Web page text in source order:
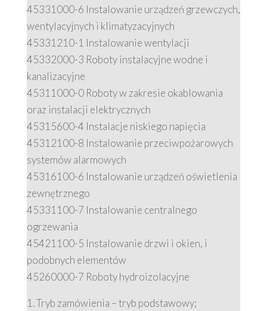
45331000-6 Instalowanie urządzeń grzewczych,
wentylacyjnych i klimatyzacyjnych
45331210-1 Instalowanie wentylacji
45332000-3 Roboty instalacyjne wodne i
kanalizacyjne
45311000-0 Roboty w zakresie okablowania
oraz instalacji elektrycznych
45315600-4 Instalacje niskiego napięcia
45312100-8 Instalowanie przeciwpożarowych
systemów alarmowych
45316100-6 Instalowanie urządzeń oświetlenia
zewnętrznego
45331100-7 Instalowanie centralnego
ogrzewania
45421100-5 Instalowanie drzwi i okien, i
podobnych elementów
45260000-7 Roboty hydroizolacyjne
Tryb zamówienia – tryb podstawowy;